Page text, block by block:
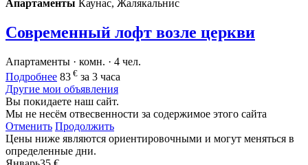
Апартаменты Каунас, Жалякальнис
Современный лофт возле церкви
Апартаменты · комн. · 4 чел.
Подробнее 83 € за 3 часа
Другие мои объявления
Вы покидаете наш сайт.
Мы не несём отвесвенности за содержимое этого сайта
Отменить Продолжить
Цены ниже являются ориентировочными и могут меняться в
определенные дни.